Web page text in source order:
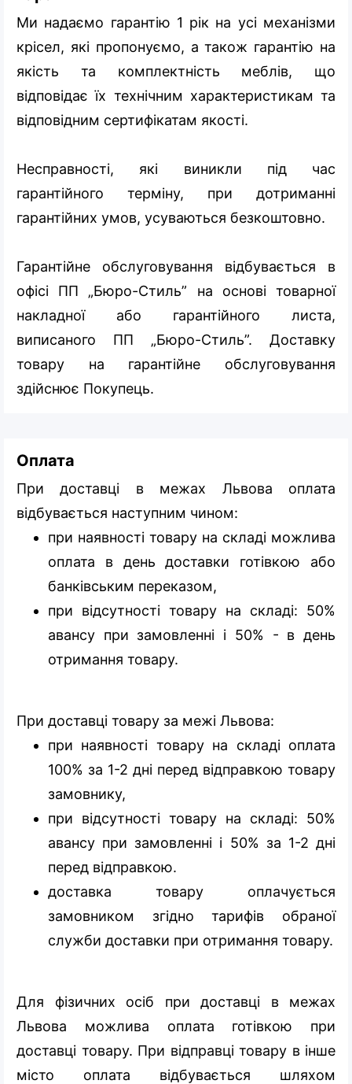
Ми надаємо гарантію 1 рік на усі механізми
крісел, які пропонуємо, а також гарантію на
якість та комплектність меблів, що
відповідає їх технічним характеристикам та
відповідним сертифікатам якості.
Несправності, які виникли під час
гарантійного терміну, при дотриманні
гарантійних умов, усуваються безкоштовно.
Гарантійне обслуговування відбувається в
офісі ПП „Бюро-Стиль” на основі товарної
накладної або гарантійного листа,
виписаного ПП „Бюро-Стиль”. Доставку
товару на гарантійне обслуговування
здійснює Покупець.
Оплата
При доставці в межах Львова оплата
відбувається наступним чином:
при наявності товару на складі можлива
оплата в день доставки готівкою або
банківським переказом,
при відсутності товару на складі: 50%
авансу при замовленні і 50% - в день
отримання товару.
При доставці товару за межі Львова:
при наявності товару на складі оплата
100% за 1-2 дні перед відправкою товару
замовнику,
при відсутності товару на складі: 50%
авансу при замовленні і 50% за 1-2 дні
перед відправкою.
доставка товару оплачується
замовником згідно тарифів обраної
служби доставки при отримання товару.
Для фізичних осіб при доставці в межах
Львова можлива оплата готівкою при
доставці товару. При відправці товару в інше
місто оплата відбувається шляхом